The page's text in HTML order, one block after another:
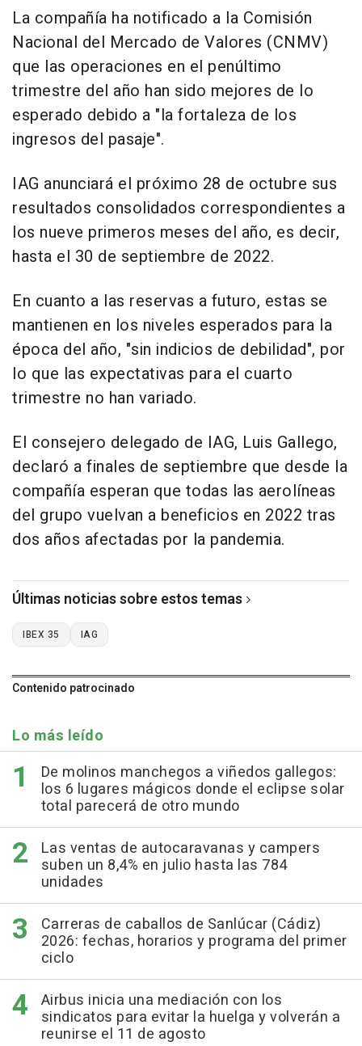
La compañía ha notificado a la Comisión
Nacional del Mercado de Valores (CNMV)
que las operaciones en el penúltimo
trimestre del año han sido mejores de lo
esperado debido a "la fortaleza de los
ingresos del pasaje".
IAG anunciará el próximo 28 de octubre sus
resultados consolidados correspondientes a
los nueve primeros meses del año, es decir,
hasta el 30 de septiembre de 2022.
En cuanto a las reservas a futuro, estas se
mantienen en los niveles esperados para la
época del año, "sin indicios de debilidad", por
lo que las expectativas para el cuarto
trimestre no han variado.
El consejero delegado de IAG, Luis Gallego,
declaró a finales de septiembre que desde la
compañía esperan que todas las aerolíneas
del grupo vuelvan a beneficios en 2022 tras
dos años afectadas por la pandemia.
Últimas noticias sobre estos temas
IBEX 35 IAG
Contenido patrocinado
Lo más leído
De molinos manchegos a viñedos gallegos:
los 6 lugares mágicos donde el eclipse solar
total parecerá de otro mundo
Las ventas de autocaravanas y campers
suben un 8,4% en julio hasta las 784
unidades
Carreras de caballos de Sanlúcar (Cádiz)
2026: fechas, horarios y programa del primer
ciclo
Airbus inicia una mediación con los
sindicatos para evitar la huelga y volverán a
reunirse el 11 de agosto